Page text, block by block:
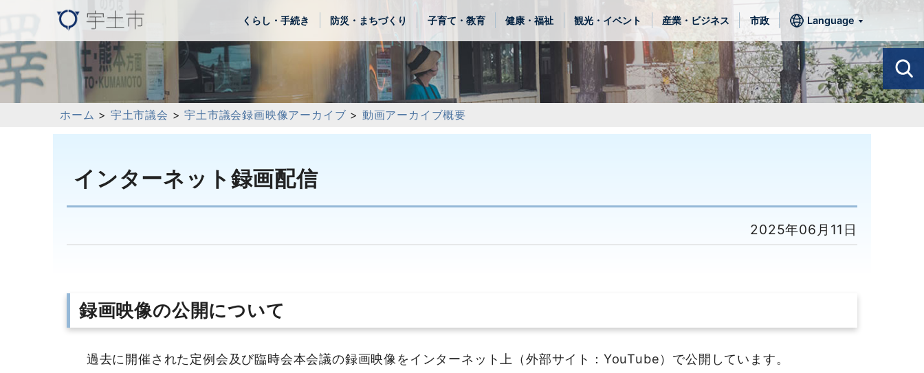
くらし・手続き 防災・まちづくり 子育て・教育 健康・福祉 観光・イベント 産業・ビジネス 市政 Language
ホーム > 宇土市議会 >宇土市議会録画映像アーカイブ > 動画アーカイブ概要
インターネット録画配信
2025年06月11日
録画映像の公開について
過去に開催された定例会及び臨時会本会議の録画映像をインターネット上（外部サイト：YouTube）で公開しています。